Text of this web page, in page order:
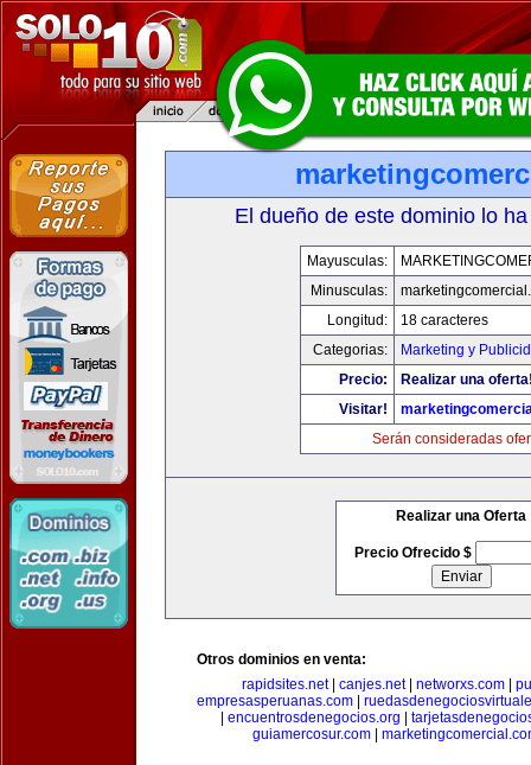
El dueño de este dominio lo
Mayusculas:
Minusculas:
Longitud:
18 caracteres
Categorias:
Marketing y
Precio:
Realizar una
Visitar!
Serán consideradas
Realizar una Oferta
Precio Ofrecido $
Otros dominios en venta:
rapidsites.net| canjes.net| networxs.com
empresasperuanas.com
encuentrosdenegocios.org
guiamercosur.com